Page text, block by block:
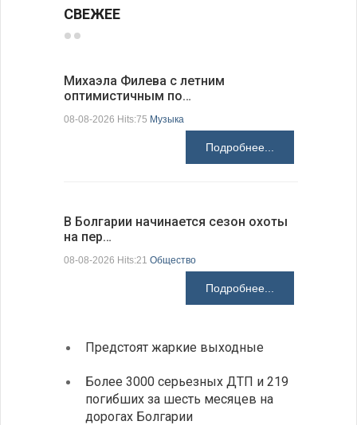
СВЕЖЕЕ
Михаэла Филева с летним
оптимистичным по…
08-08-2026 Hits:75 Музыка
Подробнее...
В Болгарии начинается сезон охоты
на пер…
08-08-2026 Hits:21 Общество
Подробнее...
Предстоят жаркие выходные
Более 3000 серьезных ДТП и 219
погибших за шесть месяцев на
дорогах Болгарии